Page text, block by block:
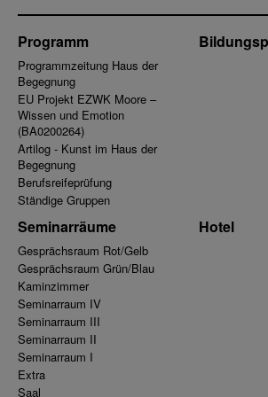
Programm
Programmzeitung Haus der
Begegnung
EU Projekt EZWK Moore –
Wissen und Emotion
(BA0200264)
Artilog - Kunst im Haus der
Begegnung
Berufsreifeprüfung
Ständige Gruppen
Seminarräume
Gesprächsraum Rot/Gelb
Gesprächsraum Grün/Blau
Kaminzimmer
Seminarraum IV
Seminarraum III
Seminarraum II
Seminarraum I
Extra
Saal
Hotel